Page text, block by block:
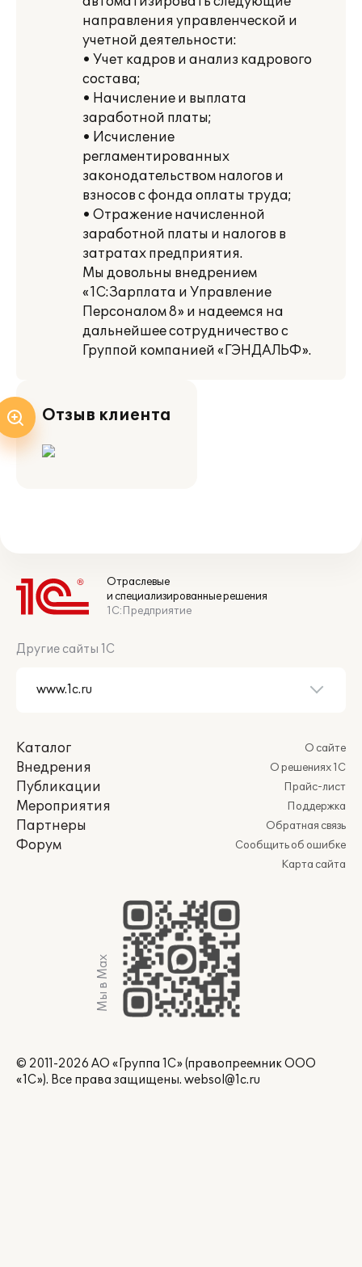
направления управленческой и
учетной деятельности:
• Учет кадров и анализ кадрового
состава;
• Начисление и выплата
заработной платы;
• Исчисление
регламентированных
законодательством налогов и
взносов с фонда оплаты труда;
• Отражение начисленной
заработной платы и налогов в
затратах предприятия.
Мы довольны внедрением
«1С:Зарплата и Управление
Персоналом 8» и надеемся на
дальнейшее сотрудничество с
Группой компанией «ГЭНДАЛЬФ».
Отзыв клиента
Отраслевые
и специализированные решения
1С:Предприятие
Другие сайты 1С
Каталог
Внедрения
Публикации
Мероприятия
Партнеры
Форум
О сайте
О решениях 1С
Прайс-лист
Поддержка
Обратная связь
Сообщить об ошибке
Карта сайта
Мы в Max
© 2011-2026 АО «Группа 1С» (правопреемник ООО
«1С»). Все права защищены. websol@1c.ru